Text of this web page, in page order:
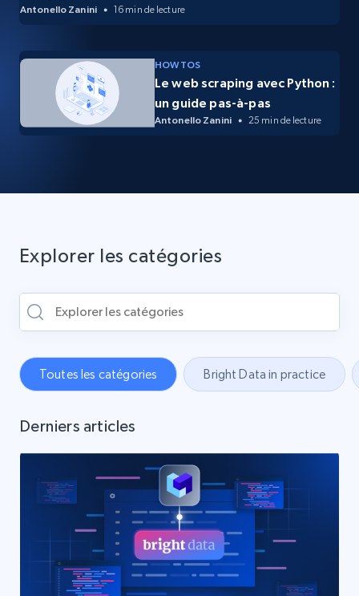
Antonello Zanini 16 min de lecture
HOW TOS
Le web scraping avec Python :
un guide pas-à-pas
Antonello Zanini 25 min de lecture
Explorer les catégories
Toutes les catégories Bright Data in practice
Derniers articles